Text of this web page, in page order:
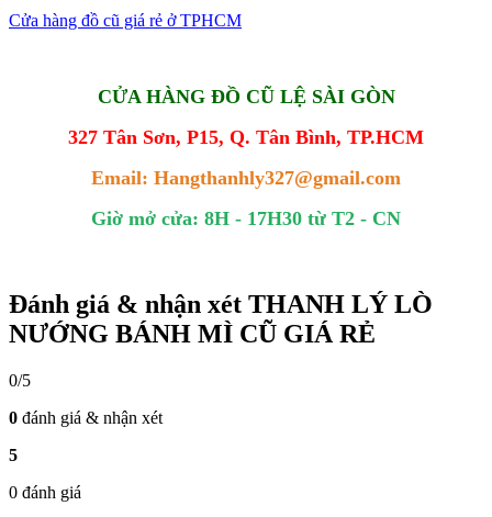
Cửa hàng đồ cũ giá rẻ ở TPHCM
CỬA HÀNG ĐỒ CŨ LỆ SÀI GÒN
327 Tân Sơn, P15, Q. Tân Bình, TP.HCM
Email: Hangthanhly327@gmail.com
Giờ mở cửa: 8H - 17H30 từ T2 - CN
Đánh giá & nhận xét THANH LÝ LÒ
NƯỚNG BÁNH MÌ CŨ GIÁ RẺ
0/5
0 đánh giá & nhận xét
5
0 đánh giá